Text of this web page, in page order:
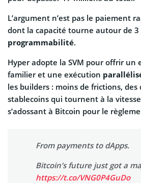
L’argument n’est pas le paiement
dont la capacité tourne autour de 3
programmabilité.
Hyper adopte la SVM pour offrir
familier et une exécution
les builders : moins de frictions, des
stablecoins qui tournent à la
s’adossant à Bitcoin pour le
From payments to dApps.
Bitcoin’s future just got a
https://t.co/VNG0P4GuDo